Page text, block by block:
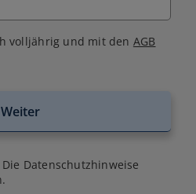
volljährig und mit den AGB
Weiter
Datenschutzhinweise